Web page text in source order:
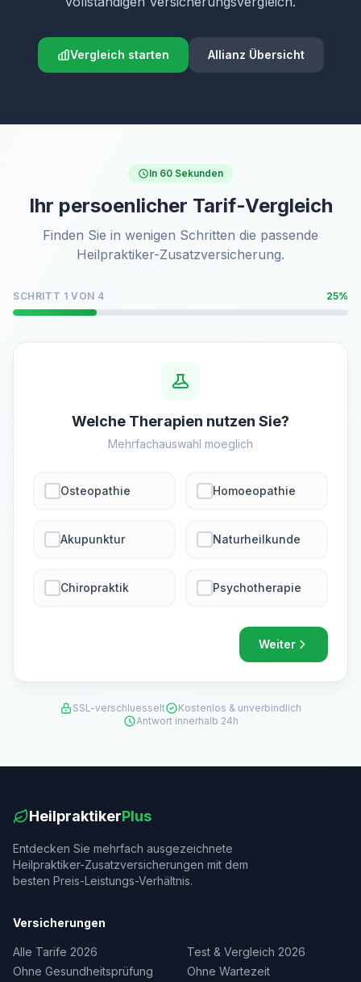
Vergleich starten Allianz Übersicht
In 60 Sekunden
Ihr persoenlicher Tarif-Vergleich
Finden Sie in wenigen Schritten die passende
Heilpraktiker-Zusatzversicherung.
SCHRITT 1 VON 4 25%
Welche Therapien nutzen Sie?
Mehrfachauswahl moeglich
Osteopathie Homoeopathie
Akupunktur Naturheilkunde
Chiropraktik Psychotherapie
Weiter
SSL-verschluesselt
Kostenlos & unverbindlich
Antwort innerhalb 24h
HeilpraktikerPlus
Entdecken Sie mehrfach ausgezeichnete
Heilpraktiker-Zusatzversicherungen mit dem
besten Preis-Leistungs-Verhältnis.
Versicherungen
Alle Tarife 2026
Test & Vergleich 2026
Ohne Gesundheitsprüfung
Ohne Wartezeit